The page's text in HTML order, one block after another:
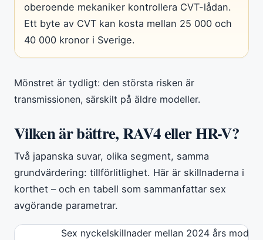
oberoende mekaniker kontrollera CVT-lådan.
Ett byte av CVT kan kosta mellan 25 000 och
40 000 kronor i Sverige.
Mönstret är tydligt: den största risken är
transmissionen, särskilt på äldre modeller.
Vilken är bättre, RAV4 eller HR-V?
Två japanska suvar, olika segment, samma
grundvärdering: tillförlitlighet. Här är skillnaderna i
korthet – och en tabell som sammanfattar sex
avgörande parametrar.
Sex nyckelskillnader mellan 2024 års